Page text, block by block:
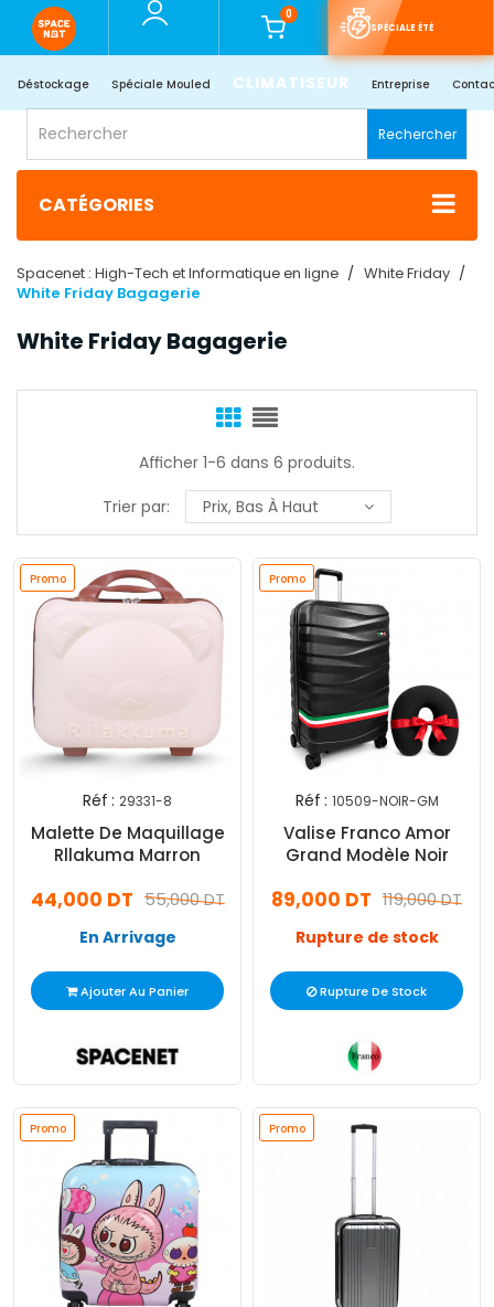
0
SPÉCIALE ÉTÉ
Déstockage Spéciale Mouled CLIMATISEUR Entreprise
Rechercher
CATÉGORIES
Spacenet : High-Tech et Informatique en ligne
White Friday
White Friday Bagagerie
White Friday Bagagerie
Afficher 1-6 dans 6 produits.
Trier par:
Prix, Bas À Haut
Promo
Réf : 29331-8
Malette De Maquillage
Rllakuma Marron
55,000 DT
44,000 DT
En Arrivage
Ajouter Au Panier
Promo
Réf : 10509-NOIR-GM
Valise Franco Amor
Grand Modèle Noir
119,000 DT
89,000 DT
Rupture de stock
Rupture De Stock
Promo Promo